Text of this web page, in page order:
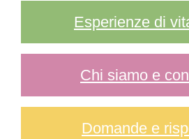
Esperienze di
Chi siamo e
Domande e